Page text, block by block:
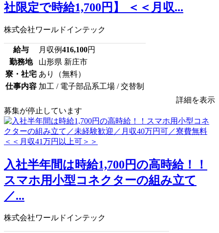
社限定で時給1,700円】 ＜＜月収...
株式会社ワールドインテック
給与 月収例416,100円
勤務地
山形県 新庄市
寮・社宅 あり（無料）
仕事内容 加工 / 電子部品系工場 / 交替制
詳細を表示
募集が停止しています
入社半年間は時給1,700円の高時給！！
スマホ用小型コネクターの組み立て
／...
株式会社ワールドインテック